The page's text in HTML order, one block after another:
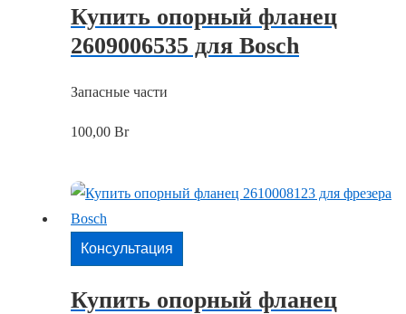
Купить опорный фланец
2609006535 для Bosch
Запасные части
100,00 Br
Консультация
Купить опорный фланец